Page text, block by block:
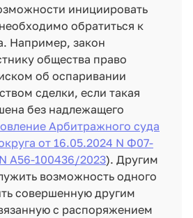
инициировать
обратиться к
Например, закон
общества право
об оспаривании
сделки, если такая
без надлежащего
Арбитражного суда
от 16.05.2024 N Ф07-
А56-100436/2023). Другим
возможность одного
совершенную другим
с распоряжением